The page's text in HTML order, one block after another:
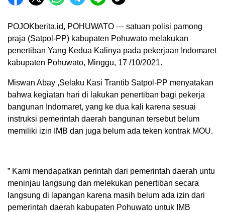
POJOKberita.id, POHUWATO — satuan polisi pamong
praja (Satpol-PP) kabupaten Pohuwato melakukan
penertiban Yang Kedua Kalinya pada pekerjaan Indomaret
kabupaten Pohuwato, Minggu, 17 /10/2021.
Miswan Abay ,Selaku Kasi Trantib Satpol-PP menyatakan
bahwa kegiatan hari di lakukan penertiban bagi pekerja
bangunan Indomaret, yang ke dua kali karena sesuai
instruksi pemerintah daerah bangunan tersebut belum
memiliki izin IMB dan juga belum ada teken kontrak MOU.
” Kami mendapatkan perintah dari pemerintah daerah untu
meninjau langsung dan melekukan penertiban secara
langsung di lapangan karena masih belum ada izin dari
pemerintah daerah kabupaten Pohuwato untuk IMB